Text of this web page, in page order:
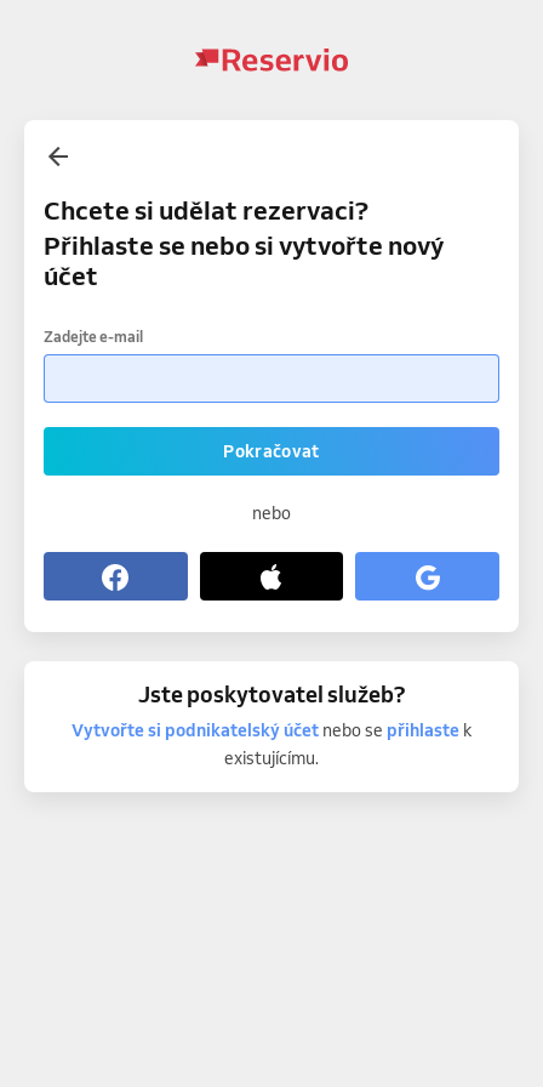
Chcete si udělat rezervaci?
Přihlaste se nebo si vytvořte nový
účet
Zadejte e-mail
Pokračovat
nebo
Jste poskytovatel služeb?
Vytvořte si podnikatelský účetnebo se přihlastek
existujícímu.